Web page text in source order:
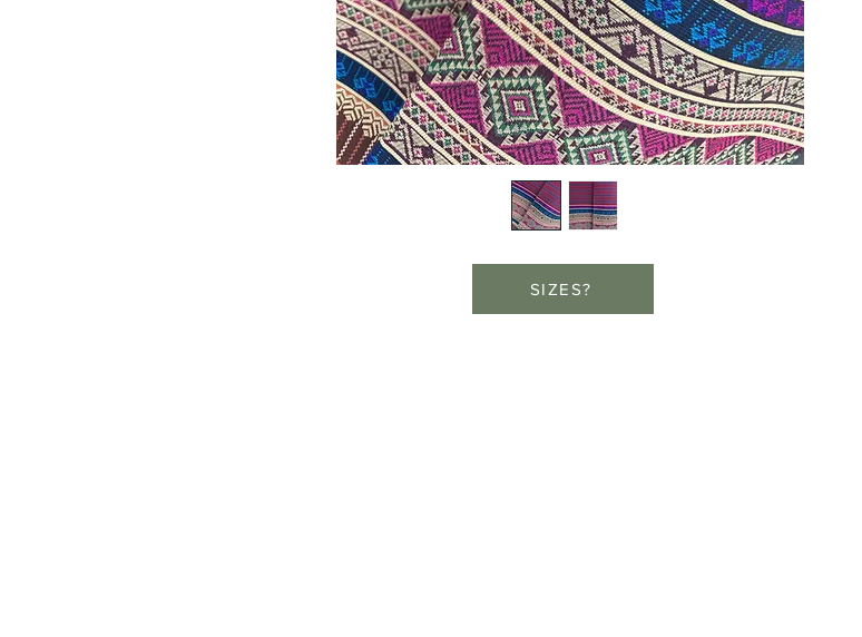
SIZES?